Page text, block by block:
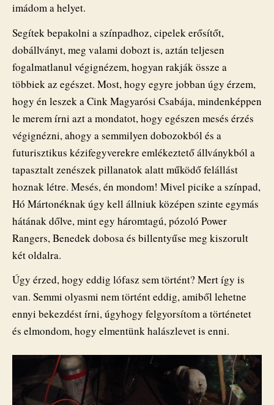
imádom a helyet.
Segítek bepakolni a színpadhoz, cipelek erősítőt,
dobállványt, meg valami dobozt is, aztán teljesen
fogalmatlanul végignézem, hogyan rakják össze a
többiek az egészet. Most, hogy egyre jobban úgy érzem,
hogy én leszek a Cink Magyarósi Csabája, mindenképpen
le merem írni azt a mondatot, hogy egészen mesés érzés
végignézni, ahogy a semmilyen dobozokból és a
futurisztikus kézifegyverekre emlékeztető állványkból a
tapasztalt zenészek pillanatok alatt működő felállást
hoznak létre. Mesés, én mondom! Mivel picike a színpad,
Hó Mártonéknak úgy kell állniuk középen szinte egymás
hátának dőlve, mint egy háromtagú, pózoló Power
Rangers, Benedek dobosa és billentyűse meg kiszorult
két oldalra.
Úgy érzed, hogy eddig lófasz sem történt? Mert így is
van. Semmi olyasmi nem történt eddig, amiből lehetne
ennyi bekezdést írni, úgyhogy felgyorsítom a történetet
és elmondom, hogy elmentünk halászlevet is enni.